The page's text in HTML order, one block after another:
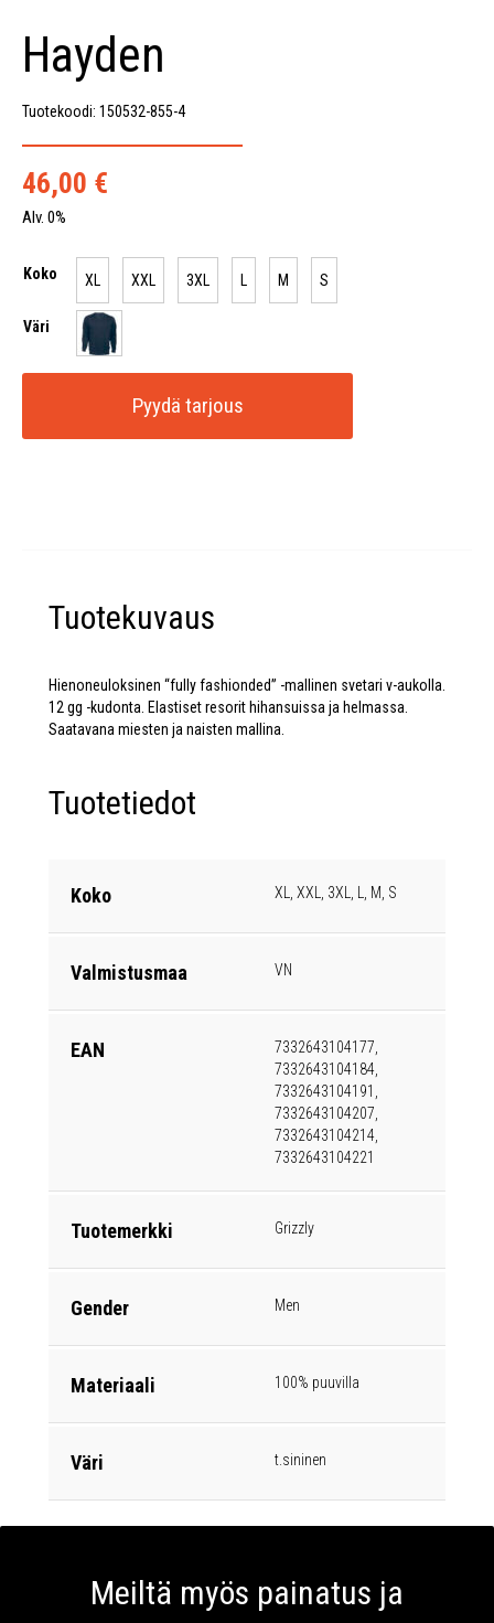
Hayden
Tuotekoodi: 150532-855-4
46,00 €
Alv. 0%
Koko XL XXL 3XL L M S
Väri
Pyydä tarjous
Tuotekuvaus
Hienoneuloksinen “fully fashionded” -mallinen svetari v-aukolla.
12 gg -kudonta. Elastiset resorit hihansuissa ja helmassa.
Saatavana miesten ja naisten mallina.
Tuotetiedot
Koko XL, XXL, 3XL, L, M, S
Valmistusmaa VN
EAN
7332643104177,
7332643104184,
7332643104191,
7332643104207,
7332643104214,
7332643104221
Tuotemerkki Grizzly
Gender Men
Materiaali 100% puuvilla
Väri t.sininen
Meiltä myös painatus ja